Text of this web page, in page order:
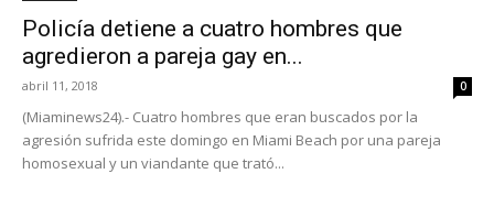
Policía detiene a cuatro hombres que
agredieron a pareja gay en...
abril 11, 2018 0
(Miaminews24).- Cuatro hombres que eran buscados por la
agresión sufrida este domingo en Miami Beach por una pareja
homosexual y un viandante que trató...